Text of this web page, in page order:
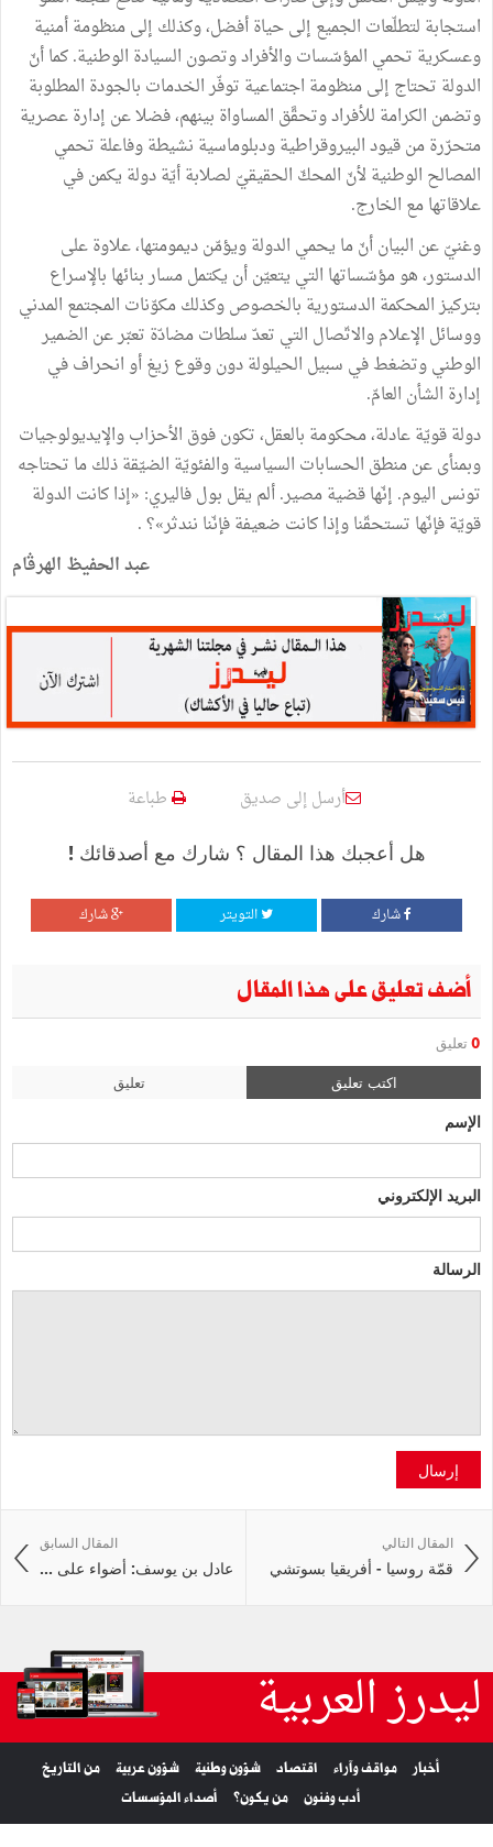
استجابة لتطلّعات الجميع إلى حياة أفضل، وكذلك إلى منظومة أمنية
وعسكرية تحمي المؤسّسات والأفراد وتصون السيادة الوطنية. كما أنّ
الدولة تحتاج إلى منظومة اجتماعية توفّر الخدمات بالجودة المطلوبة
وتضمن الكرامة للأفراد وتحقَّق المساواة بينهم، فضلا عن إدارة عصرية
متحرّرة من قيود البيروقراطية ودبلوماسية نشيطة وفاعلة تحمي
المصالح الوطنية لأنّ المحكّ الحقيقيّ لصلابة أيّة دولة يكمن في
علاقاتها مع الخارج.
وغنيّ عن البيان أنّ ما يحمي الدولة ويؤمّن ديمومتها، علاوة على
الدستور، هو مؤسّساتها التي يتعيّن أن يكتمل مسار بنائها بالإسراع
بتركيز المحكمة الدستورية بالخصوص وكذلك مكوّنات المجتمع المدني
ووسائل الإعلام والاتّصال التي تعدّ سلطات مضادّة تعبّر عن الضمير
الوطني وتضغط في سبيل الحيلولة دون وقوع زيغ أو انحراف في
إدارة الشأن العامّ.
دولة قويّة عادلة، محكومة بالعقل، تكون فوق الأحزاب والإيديولوجيات
وبمنأى عن منطق الحسابات السياسية والفئويّة الضيّقة ذلك ما تحتاجه
تونس اليوم. إنّها قضية مصير. ألم يقل بول فاليري: «إذا كانت الدولة
قويّة فإنّها تستحقّنا وإذا كانت ضعيفة فإنّنا نندثر»؟ .
عبد الحفيظ الهرڤام
أرسل إلى صديق طباعة
هل أعجبك هذا المقال ؟ شارك مع أصدقائك !
شارك التويتر شارك
أضف تعليق على هذا المقال
0 تعليق
اكتب تعليق تعليق
الإسم
البريد الإلكتروني
الرسالة
إرسال
المقال السابق
عادل بن يوسف: أضواء على ...
المقال التالي
قمّة روسيا - أفريقيا بسوتشي
ليدرز العربية
أخبار مواقف وآراء اقتصاد شؤون وطنية شؤون عربية
من التاريخ
أدب وفنون
من يكون؟ أصداء المؤسسات